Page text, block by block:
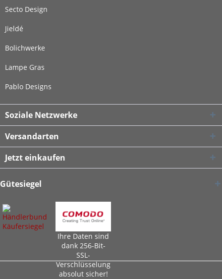
Secto Design
Jieldé
Bolichwerke
Lampe Gras
Pablo Designs
Soziale Netzwerke
Versandarten
Jetzt einkaufen
Gütesiegel
Ihre Daten sind
dank 256-Bit-
SSL-
Verschlüsselung
absolut sicher!